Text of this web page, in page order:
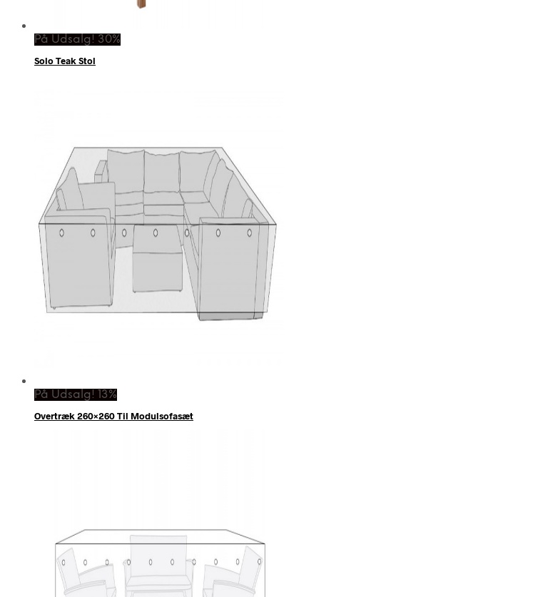
På Udsalg! 30%
Solo Teak Stol
På Udsalg! 13%
Overtræk 260×260 Til Modulsofasæt